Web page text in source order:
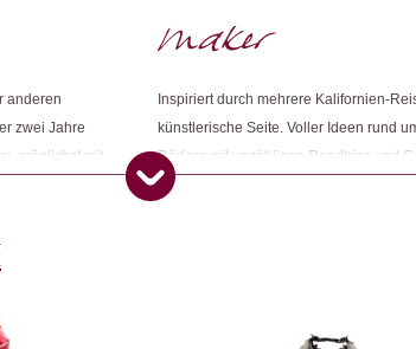
Weitere Produkte shoppen, die diesem
Dieses Produkt weiterempfehlen:
anderen
zwei Jahre
möglichst mit
Inspiriert durch mehrere Kalifornien-
künstlerische Seite. Voller Ideen rund
Rädern mit unzähligen Roadtrips und
heutige Unternehmen Swiss Wood